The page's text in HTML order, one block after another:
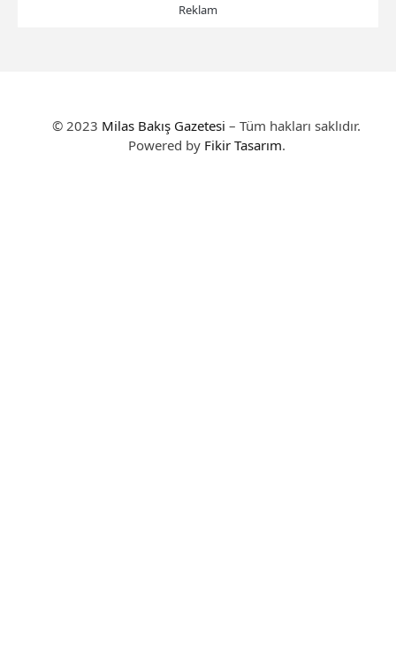
Reklam
© 2023 Milas Bakış Gazetesi – Tüm hakları saklıdır.
Powered by Fikir Tasarım.